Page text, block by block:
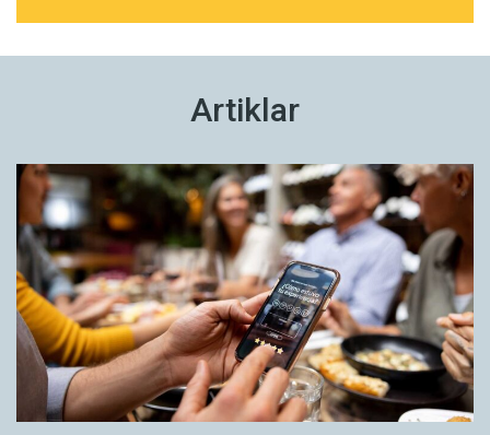
Artiklar